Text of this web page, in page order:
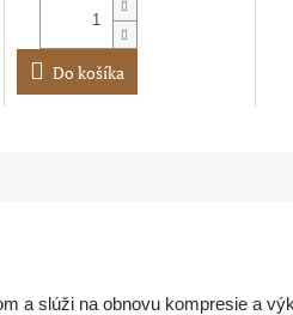
hviezdičiek.
Do košíka
a slúži na obnovu kompresie a